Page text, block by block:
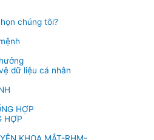
chúng tôi?
dữ liệu cá nhân
HỢP
HỢP
KHOA MẮT-RHM-